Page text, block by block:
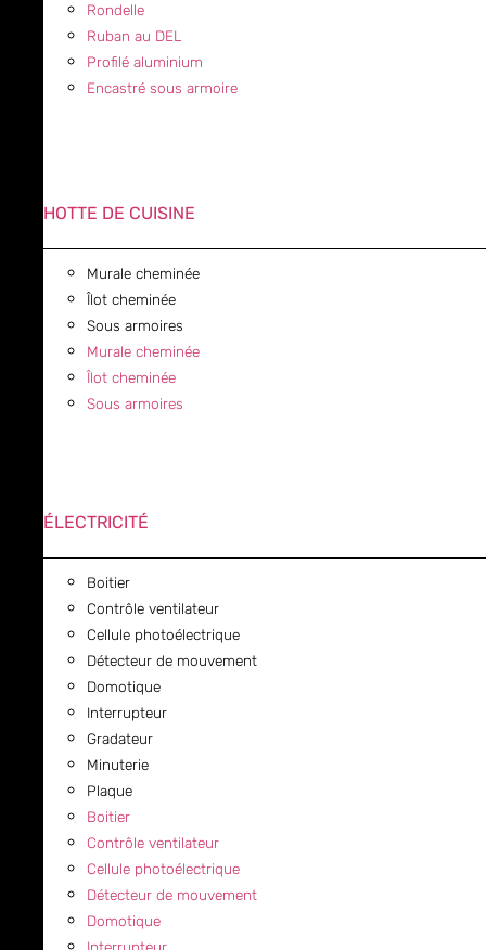
Rondelle
Ruban au DEL
Profilé aluminium
Encastré sous armoire
HOTTE DE CUISINE
Murale cheminée
Îlot cheminée
Sous armoires
Murale cheminée
Îlot cheminée
Sous armoires
ÉLECTRICITÉ
Boitier
Contrôle ventilateur
Cellule photoélectrique
Détecteur de mouvement
Domotique
Interrupteur
Gradateur
Minuterie
Plaque
Boitier
Contrôle ventilateur
Cellule photoélectrique
Détecteur de mouvement
Domotique
Interrupteur